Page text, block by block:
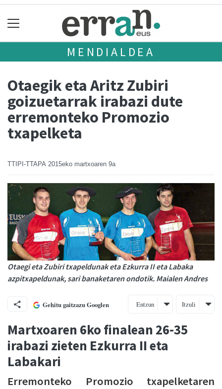
MENDIALDEA
Otaegik eta Aritz Zubiri
goizuetarrak irabazi dute
erremonteko Promozio
txapelketa
TTIPI-TTAPA 2015eko martxoaren 9a
Otaegi eta Zubiri txapeldunak eta Ezkurra II eta Labaka
azpitxapeldunak, sari banaketaren ondotik. Maialen Andres
Gehitu gaitzazu Googlen Entzun Itzuli
Martxoaren 6ko finalean 26-35
irabazi zieten Ezkurra II eta
Labakari
Erremonteko Promozio txapelketaren